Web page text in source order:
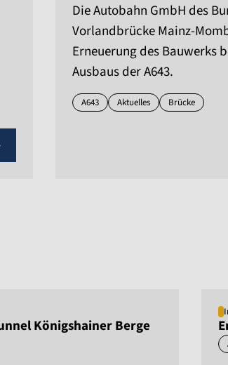
Die Autobahn GmbH des
Vorlandbrücke Mainz-
Erneuerung des Bauwerks
Ausbaus der A643.
A643 Aktuelles Brücke
Königshainer Berge